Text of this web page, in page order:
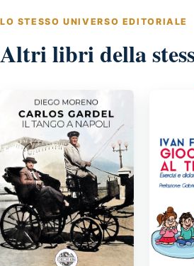
LO STESSO UNIVERSO EDITORIALE
Altri libri della